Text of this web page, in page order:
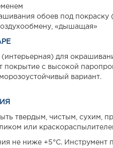
обоев под покраску
«дышащая»
(интерьерная) для
покрытие с высокой
вариант.
твердым, чистым, сухим,
или
не ниже +5°С.